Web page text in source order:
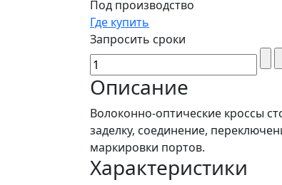
Под производство
Где купить
Запросить сроки
Описание
Волоконно-оптические кроссы
заделку, соединение,
маркировки портов.
Характеристики